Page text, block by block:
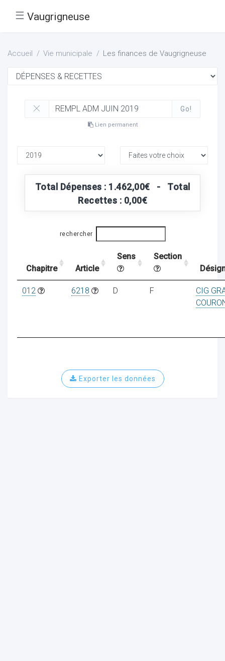
☰ Vaugrigneuse
Accueil Vie municipale Les finances de Vaugrigneuse
Go!
Lien permanent
Total Dépenses : 1.462,00€ - Total
Recettes : 0,00€
rechercher
Chapitre Article
Sens
Section
012 6218 D F
CIG
Exporter les données